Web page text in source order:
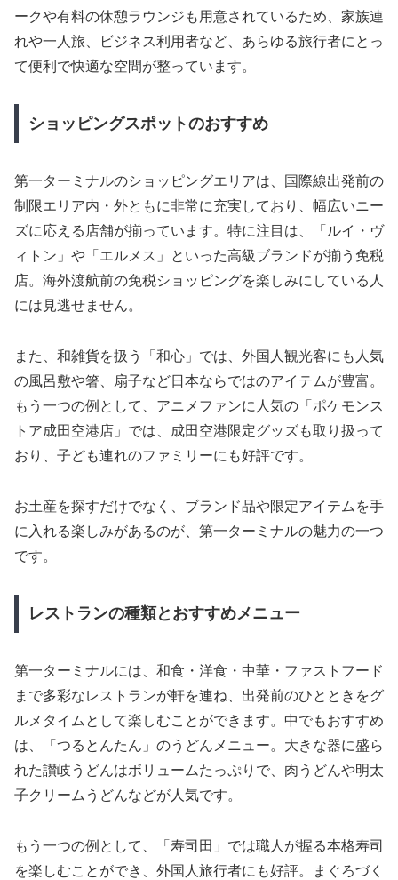
ークや有料の休憩ラウンジも用意されているため、家族連
れや一人旅、ビジネス利用者など、あらゆる旅行者にとっ
て便利で快適な空間が整っています。
ショッピングスポットのおすすめ
第一ターミナルのショッピングエリアは、国際線出発前の
制限エリア内・外ともに非常に充実しており、幅広いニー
ズに応える店舗が揃っています。特に注目は、「ルイ・ヴ
ィトン」や「エルメス」といった高級ブランドが揃う免税
店。海外渡航前の免税ショッピングを楽しみにしている人
には見逃せません。
また、和雑貨を扱う「和心」では、外国人観光客にも人気
の風呂敷や箸、扇子など日本ならではのアイテムが豊富。
もう一つの例として、アニメファンに人気の「ポケモンス
トア成田空港店」では、成田空港限定グッズも取り扱って
おり、子ども連れのファミリーにも好評です。
お土産を探すだけでなく、ブランド品や限定アイテムを手
に入れる楽しみがあるのが、第一ターミナルの魅力の一つ
です。
レストランの種類とおすすめメニュー
第一ターミナルには、和食・洋食・中華・ファストフード
まで多彩なレストランが軒を連ね、出発前のひとときをグ
ルメタイムとして楽しむことができます。中でもおすすめ
は、「つるとんたん」のうどんメニュー。大きな器に盛ら
れた讃岐うどんはボリュームたっぷりで、肉うどんや明太
子クリームうどんなどが人気です。
もう一つの例として、「寿司田」では職人が握る本格寿司
を楽しむことができ、外国人旅行者にも好評。まぐろづく